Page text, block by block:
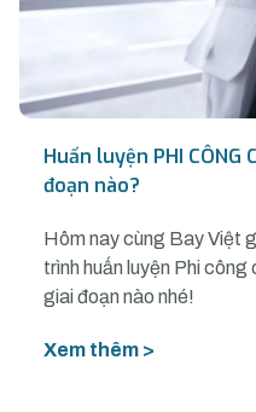
Huấn luyện PHI CÔNG
đoạn nào?
Hôm nay cùng Bay Việt
trình huấn luyện Phi
giai đoạn nào nhé!
Xem thêm >